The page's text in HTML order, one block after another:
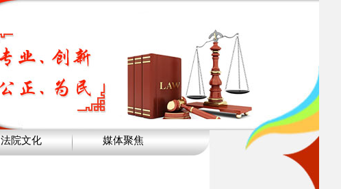
法院文化 媒体聚焦